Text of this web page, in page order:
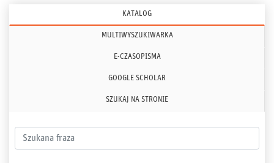
KATALOG
MULTIWYSZUKIWARKA
E-CZASOPISMA
GOOGLE SCHOLAR
SZUKAJ NA STRONIE